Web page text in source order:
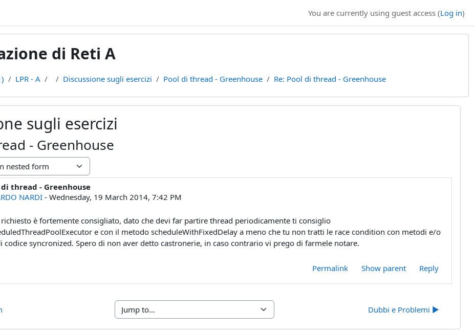
You are currently using guest access (Log in)
di Reti A
LPR - A Discussione sugli esercizi Pool di thread - Greenhouse Re: Pool di thread - Greenhouse
sugli esercizi
- Greenhouse
di thread - Greenhouse
NARDI - Wednesday, 19 March 2014, 7:42 PM
replies: 0
richiesto è fortemente consigliato, dato che devi far partire thread periodicamente ti consiglio
e con il metodo scheduleWithFixedDelay a meno che tu non tratti le race condition con metodi e/o
codice syncronized. Spero di non aver detto castronerie, in caso contrario vi prego di farmele notare.
Permalink Show parent Reply
Jump to... Dubbi e Problemi ▶︎